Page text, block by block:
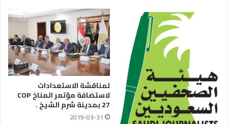
لمناقشة الاستعدادات
لاستضافة مؤتمر المناخ COP
27 بمدينة شرم الشيخ .
2019-03-31